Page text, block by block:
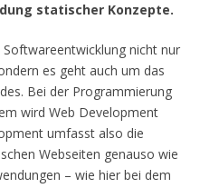
statischer Konzepte.
nicht nur
es geht auch um das
Bei der Programmierung
wird Web Development
umfasst also die
Webseiten genauso wie
– wie hier bei dem